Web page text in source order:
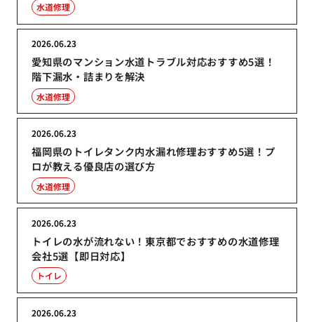
水道修理
愛知県のマンション水道トラブル対応おすすめ5選！
階下漏水・詰まりを解決
2026.06.23
水道修理
福岡県のトイレタンク内水漏れ修理おすすめ5選！プ
ロが教える優良店の選び方
2026.06.23
水道修理
トイレの水が流れない！東京都でおすすめの水道修理
会社5選【即日対応】
2026.06.23
トイレ
2026.06.23